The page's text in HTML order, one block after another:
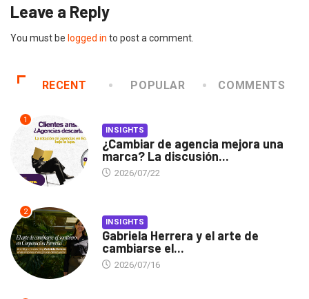
Leave a Reply
You must be logged in to post a comment.
RECENT POPULAR COMMENTS
1
INSIGHTS
¿Cambiar de agencia mejora una
marca? La discusión...
2026/07/22
2
INSIGHTS
Gabriela Herrera y el arte de
cambiarse el...
2026/07/16